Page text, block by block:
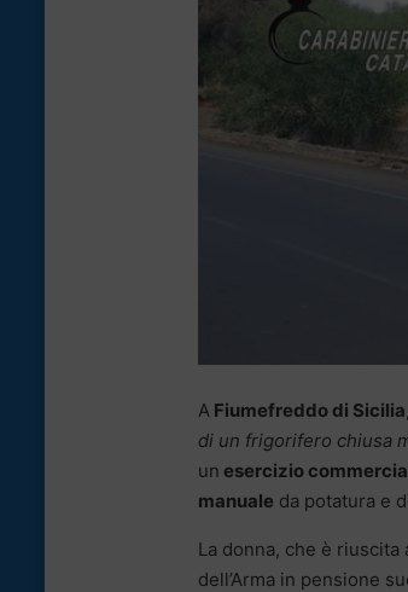
A Fiumefreddo di Sicilia
di un frigorifero chiusa
un esercizio
manuale da potatura e
La donna, che è riuscita
dell’Arma in pensione